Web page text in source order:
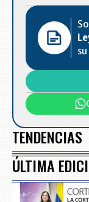
TENDENCIAS
ÚLTIMA